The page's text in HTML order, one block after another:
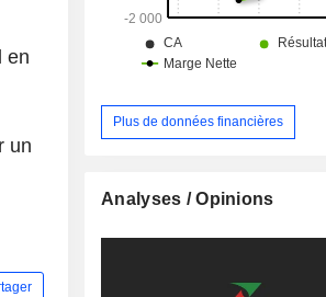
en
un
Plus de données financières
Analyses / Opinions